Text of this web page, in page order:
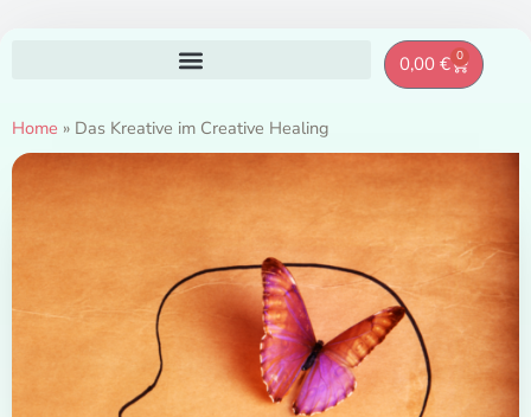
0,00 € 0
Home » Das Kreative im Creative Healing